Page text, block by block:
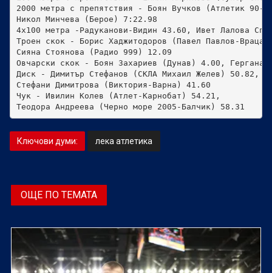
2000 метра с препятствия - Боян Вучков (Атлетик
Никол Минчева (Берое) 7:22.98
4х100 метра -Радуканови-Видин 43.60, Ивет Лалова
Троен скок - Борис Хаджитодоров (Павел Павлов-
Сияна Стоянова (Радио 999) 12.09
Овчарски скок - Боян Захариев (Дунав) 4.00, Гергана
Диск - Димитър Стефанов (СКЛА Михаил Желев) 50.82,
Стефани Димитрова (Виктория-Варна) 41.60
Чук - Ивилин Колев (Атлет-Карнобат) 54.21,
Теодора Андреева (Черно море 2005-Балчик) 58.31
Ключови думи: лека атлетика
ОЩЕ ПО ТЕМАТА